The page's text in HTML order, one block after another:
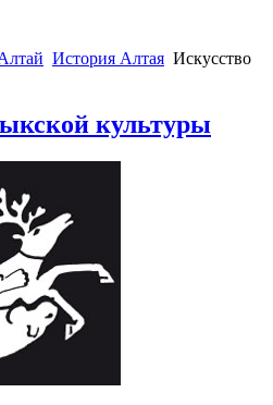
История Алтая Искусство
культуры